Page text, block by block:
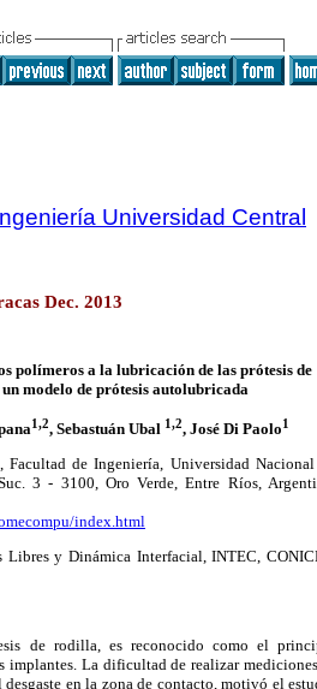
Universidad Central
Dec. 2013
polímeros a la lubricación de las prótesis de
modelo de prótesis autolubricada
1,2, Sebastuán Ubal 1,2, José Di Paolo1
de Ingeniería, Universidad
3 - 3100, Oro Verde, Entre Ríos,
index.html
y Dinámica Interfacial, INTEC,
de rodilla, es reconocido como el
implantes. La dificultad de realizar
en la zona de contacto, motivó el